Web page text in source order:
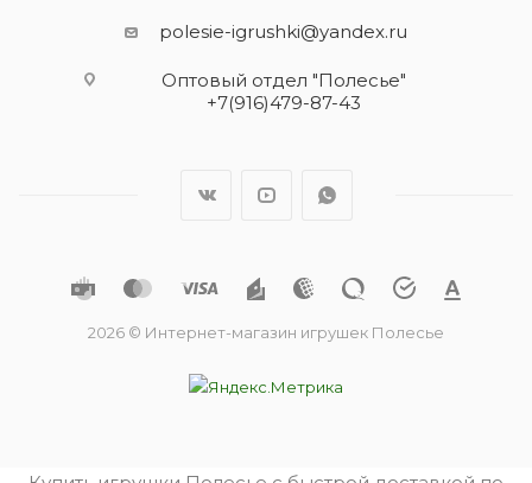
polesie-igrushki@yandex.ru
Оптовый отдел "Полесье"
+7(916)479-87-43
2026 © Интернет-магазин игрушек Полесье